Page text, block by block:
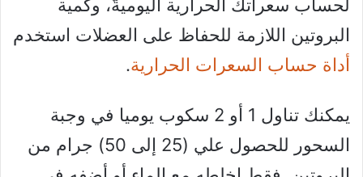
لحساب سعراتك الحرارية اليوميةّ، وكمية
البروتين اللازمة للحفاظ على العضلات استخدم
أداة حساب السعرات الحرارية.
يمكنك تناول 1 أو 2 سكوب يوميا في وجبة
السحور للحصول علي (25 إلى 50) جرام من